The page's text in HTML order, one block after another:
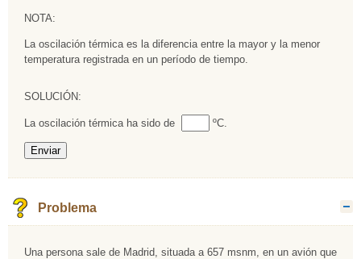
NOTA:
La oscilación térmica es la diferencia entre la mayor y la menor
temperatura registrada en un período de tiempo.
SOLUCIÓN:
La oscilación térmica ha sido de Rellenar huecos (1):
ºC.
Problema
Una persona sale de Madrid, situada a 657 msnm, en un avión que